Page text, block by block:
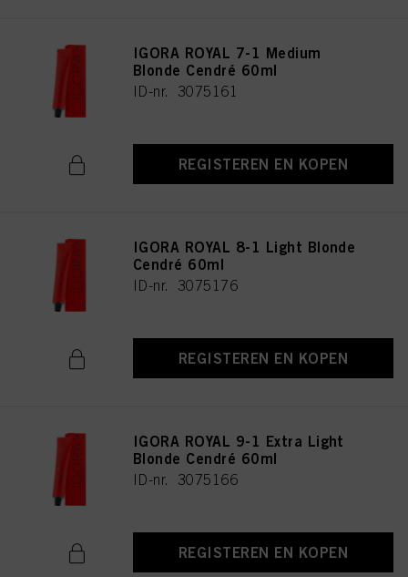
IGORA ROYAL 7-1 Medium
Blonde Cendré 60ml
ID-nr. 3075161
REGISTEREN EN KOPEN
IGORA ROYAL 8-1 Light Blonde
Cendré 60ml
ID-nr. 3075176
REGISTEREN EN KOPEN
IGORA ROYAL 9-1 Extra Light
Blonde Cendré 60ml
ID-nr. 3075166
REGISTEREN EN KOPEN